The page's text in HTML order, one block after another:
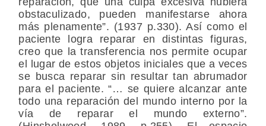
obstaculizado, pueden manifestarse ahora
más plenamente”. (1937 p.330). Así como el
paciente logra reparar en distintas figuras,
creo que la transferencia nos permite ocupar
el lugar de estos objetos iniciales que a veces
se busca reparar sin resultar tan abrumador
para el paciente. “… se quiere alcanzar ante
todo una reparación del mundo interno por la
vía de reparar el mundo externo”.